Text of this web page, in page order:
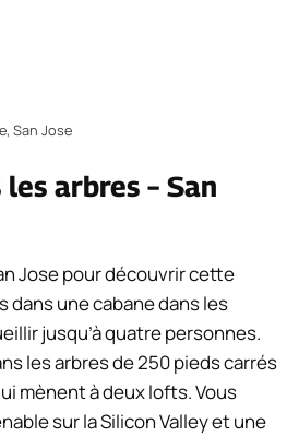
San Jose
arbres – San
Jose pour découvrir cette
dans une cabane dans les
jusqu’à quatre personnes.
les arbres de 250 pieds carrés
mènent à deux lofts. Vous
sur la Silicon Valley et une